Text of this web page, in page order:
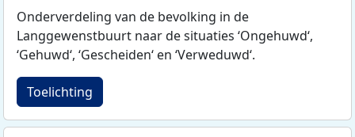
Onderverdeling van de bevolking in de
Langgewenstbuurt naar de situaties ‘Ongehuwd‘,
‘Gehuwd‘, ‘Gescheiden‘ en ‘Verweduwd‘.
Toelichting